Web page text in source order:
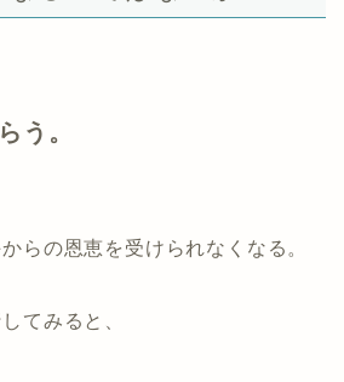
う。
らの恩恵を受けられなくなる。
てみると、